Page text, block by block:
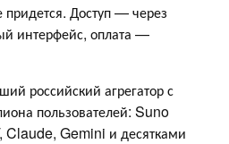
придется. Доступ — через
интерфейс, оплата —
российский агрегатор с
пользователей: Suno
Claude, Gemini и десятками